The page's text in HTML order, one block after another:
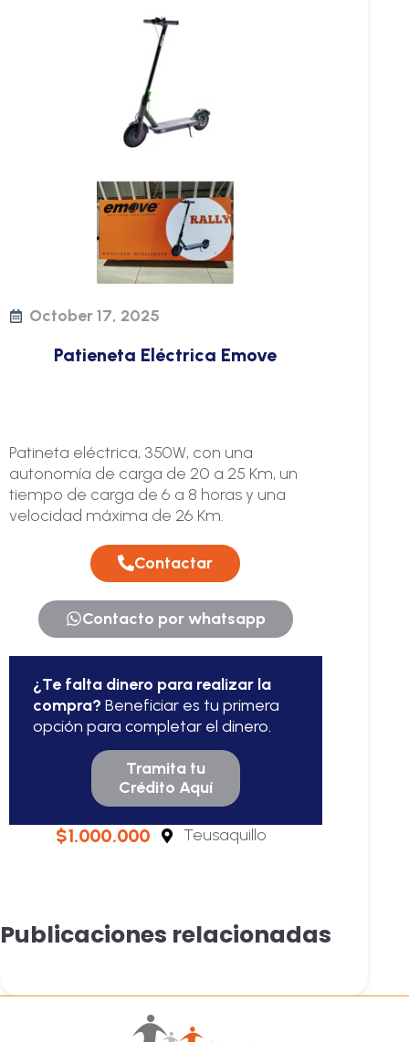
October 17, 2025
Patieneta Eléctrica Emove
$1.000.000 Teusaquillo
Patineta eléctrica, 350W, con una
autonomía de carga de 20 a 25 Km, un
tiempo de carga de 6 a 8 horas y una
velocidad máxima de 26 Km.
Contactar
Contacto por whatsapp
¿Te falta dinero para realizar la
compra?Beneficiar es tu primera
opción para completar el dinero.
Tramita tu
Crédito Aquí
Publicaciones relacionadas